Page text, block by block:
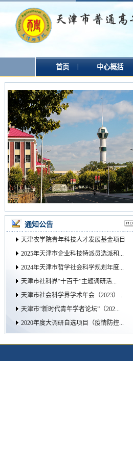
首页 中心概括
通知公告
天津农学院青年科技人才发展基金项目
2025年天津市企业科技特派员选派和...
2024年天津市哲学社会科学规划年度...
天津市社科界“十百千”主题调研活...
天津市社会科学界学术年会（2023）...
天津市“新时代青年学者论坛”（202...
2020年度大调研自选项目（疫情防控...